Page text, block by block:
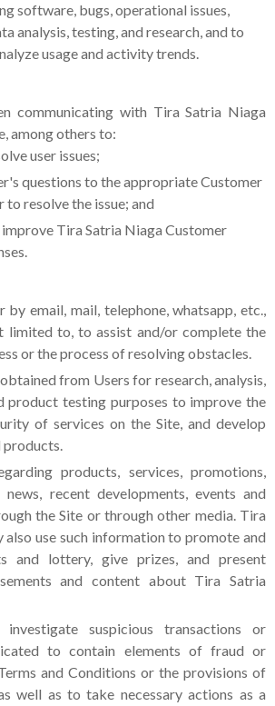
software, bugs, operational issues,
analysis, testing, and research, and to
usage and activity trends.
communicating with Tira Satria Niaga
among others to:
user issues;
questions to the appropriate Customer
resolve the issue; and
improve Tira Satria Niaga Customer
by email, mail, telephone, whatsapp, etc.,
limited to, to assist and/or complete the
or the process of resolving obstacles.
from Users for research, analysis,
product testing purposes to improve the
of services on the Site, and develop
products.
products, services, promotions,
news, recent developments, events and
the Site or through other media. Tira
also use such information to promote and
and lottery, give prizes, and present
and content about Tira Satria
suspicious transactions or
to contain elements of fraud or
and Conditions or the provisions of
well as to take necessary actions as a